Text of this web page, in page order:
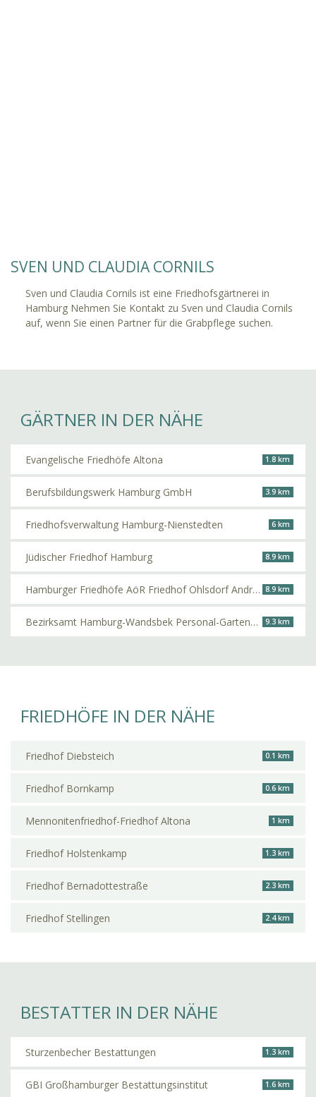
SVEN UND CLAUDIA CORNILS
Sven und Claudia Cornils ist eine Friedhofsgärtnerei in
Hamburg Nehmen Sie Kontakt zu Sven und Claudia Cornils
auf, wenn Sie einen Partner für die Grabpflege suchen.
GÄRTNER IN DER NÄHE
Evangelische Friedhöfe Altona 1.8 km
Berufsbildungswerk Hamburg GmbH 3.9 km
Friedhofsverwaltung Hamburg-Nienstedten 6 km
Jüdischer Friedhof Hamburg 8.9 km
Hamburger Friedhöfe AöR Friedhof Ohlsdorf André Brauner 8.9 km
Bezirksamt Hamburg-Wandsbek Personal-Gartenbauabteilung 9.3 km
FRIEDHÖFE IN DER NÄHE
Friedhof Diebsteich 0.1 km
Friedhof Bornkamp 0.6 km
Mennonitenfriedhof-Friedhof Altona 1 km
Friedhof Holstenkamp 1.3 km
Friedhof Bernadottestraße 2.3 km
Friedhof Stellingen 2.4 km
BESTATTER IN DER NÄHE
Sturzenbecher Bestattungen 1.3 km
GBI Großhamburger Bestattungsinstitut 1.6 km